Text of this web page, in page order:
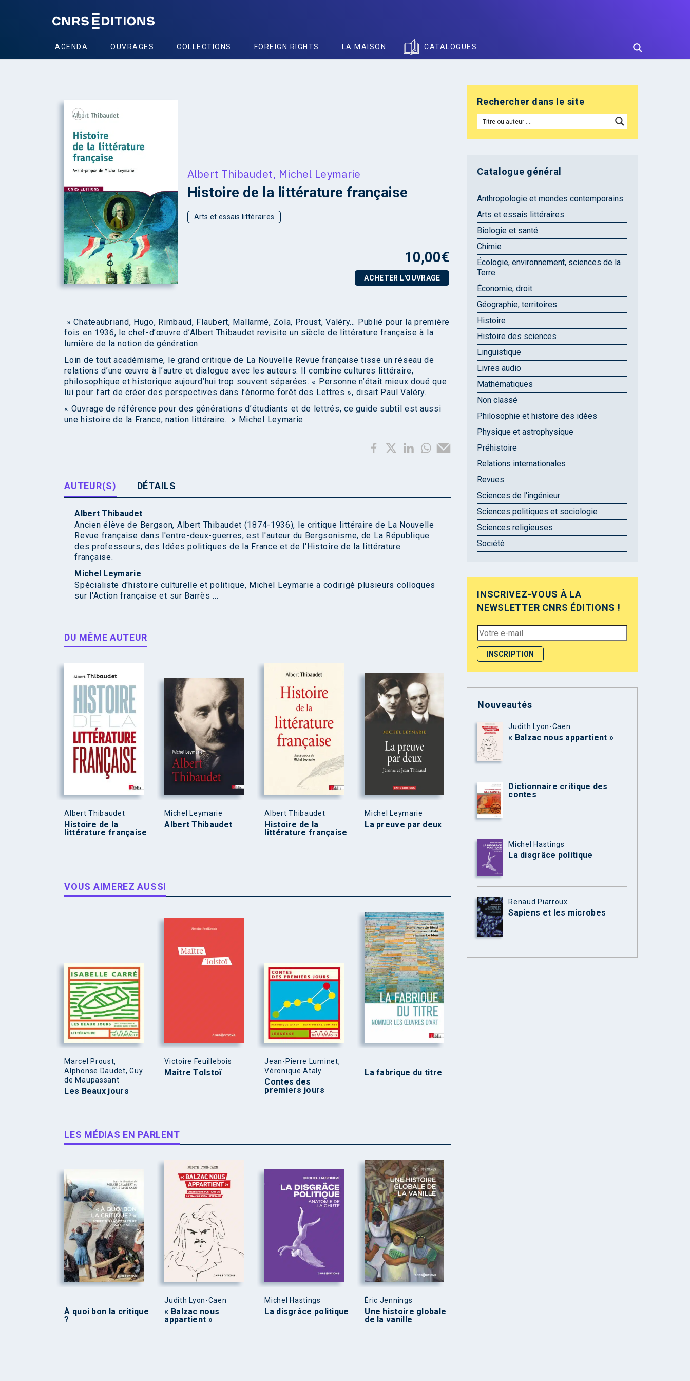
AGENDA OUVRAGES COLLECTIONS FOREIGN RIGHTS LA MAISON CATALOGUES
+
Albert Thibaudet, Michel Leymarie
Histoire de la littérature française
Arts et essais littéraires
10,00€
ACHETER L'OUVRAGE
» Chateaubriand, Hugo, Rimbaud, Flaubert, Mallarmé, Zola, Proust, Valéry… Publié pour la première
fois en 1936, le chef-d’œuvre d’Albert Thibaudet revisite un siècle de littérature française à la
lumière de la notion de génération.
Loin de tout académisme, le grand critique de La Nouvelle Revue française tisse un réseau de
relations d’une œuvre à l’autre et dialogue avec les auteurs. Il combine cultures littéraire,
philosophique et historique aujourd’hui trop souvent séparées. « Personne n’était mieux doué que
lui pour l’art de créer des perspectives dans l’énorme forêt des Lettres », disait Paul Valéry.
« Ouvrage de référence pour des générations d’étudiants et de lettrés, ce guide subtil est aussi
une histoire de la France, nation littéraire. » Michel Leymarie
AUTEUR(S) DÉTAILS
Albert Thibaudet
Ancien élève de Bergson, Albert Thibaudet (1874-1936), le critique littéraire de La Nouvelle
Revue française dans l'entre-deux-guerres, est l'auteur du Bergsonisme, de La République
des professeurs, des Idées politiques de la France et de l'Histoire de la littérature
française.
Michel Leymarie
Spécialiste d'histoire culturelle et politique, Michel Leymarie a codirigé plusieurs colloques
sur l'Action française et sur Barrès ...
DU MÊME AUTEUR
Albert Thibaudet
Histoire de la
littérature française
Michel Leymarie
Albert Thibaudet
Albert Thibaudet
Histoire de la
littérature française
Michel Leymarie
La preuve par deux
VOUS AIMEREZ AUSSI
Marcel Proust,
Alphonse Daudet, Guy
de Maupassant
Les Beaux jours
Victoire Feuillebois
Maître Tolstoï
Jean-Pierre Luminet,
Véronique Ataly
Contes des
premiers jours
La fabrique du titre
LES MÉDIAS EN PARLENT
À quoi bon la critique
?
Judith Lyon-Caen
« Balzac nous
appartient »
Michel Hastings
La disgrâce politique
Éric Jennings
Une histoire globale
de la vanille
Rechercher dans le site
Catalogue général
Anthropologie et mondes contemporains
Arts et essais littéraires
Biologie et santé
Chimie
Écologie, environnement, sciences de la
Terre
Économie, droit
Géographie, territoires
Histoire
Histoire des sciences
Linguistique
Livres audio
Mathématiques
Non classé
Philosophie et histoire des idées
Physique et astrophysique
Préhistoire
Relations internationales
Revues
Sciences de l'ingénieur
Sciences politiques et sociologie
Sciences religieuses
Société
INSCRIVEZ-VOUS À LA
NEWSLETTER CNRS ÉDITIONS !
Nouveautés
Judith Lyon-Caen
« Balzac nous appartient »
Dictionnaire critique des
contes
Michel Hastings
La disgrâce politique
Renaud Piarroux
Sapiens et les microbes